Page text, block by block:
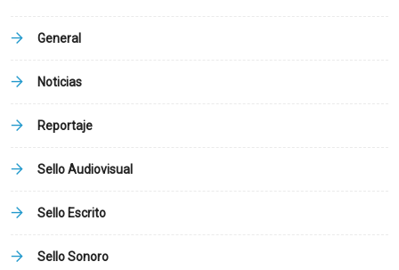
General
Noticias
Reportaje
Sello Audiovisual
Sello Escrito
Sello Sonoro